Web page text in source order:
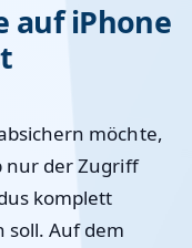
auf iPhone
möchte,
nur der Zugriff
komplett
soll. Auf dem